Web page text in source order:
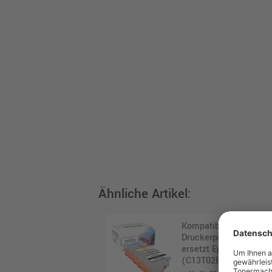
Ähnliche Artikel:
Kompatibles
Druckerpatronen
ersetzt Epson 202
(C13T02E74010) · 5-